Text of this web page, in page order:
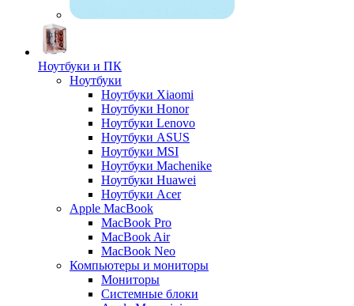
Ноутбуки и ПК
Ноутбуки
Ноутбуки Xiaomi
Ноутбуки Honor
Ноутбуки Lenovo
Ноутбуки ASUS
Ноутбуки MSI
Ноутбуки Machenike
Ноутбуки Huawei
Ноутбуки Acer
Apple MacBook
MacBook Pro
MacBook Air
MacBook Neo
Компьютеры и мониторы
Мониторы
Системные блоки